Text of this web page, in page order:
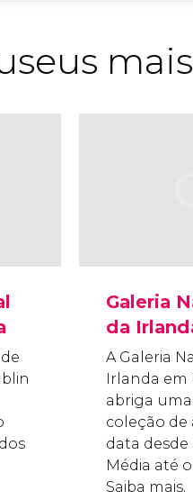
Galeria
da
A Galeria
Irlanda em
abriga
coleção de
data desde
Média até
Saiba mais.